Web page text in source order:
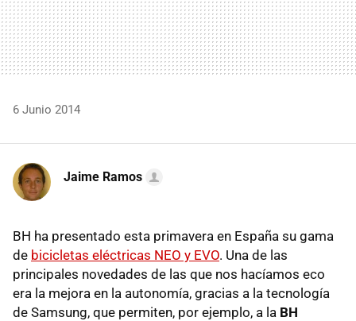
6 Junio 2014
Jaime Ramos
BH ha presentado esta primavera en España su gama
de bicicletas eléctricas NEO y EVO. Una de las
principales novedades de las que nos hacíamos eco
era la mejora en la autonomía, gracias a la tecnología
de Samsung, que permiten, por ejemplo, a la BH